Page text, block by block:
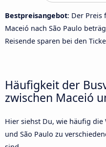
Bestpreisangebot: Der Preis
Maceió nach São Paulo
Reisende sparen bei den
Häufigkeit der
zwischen Maceió
Hier siehst Du, wie häufig
und São Paulo zu